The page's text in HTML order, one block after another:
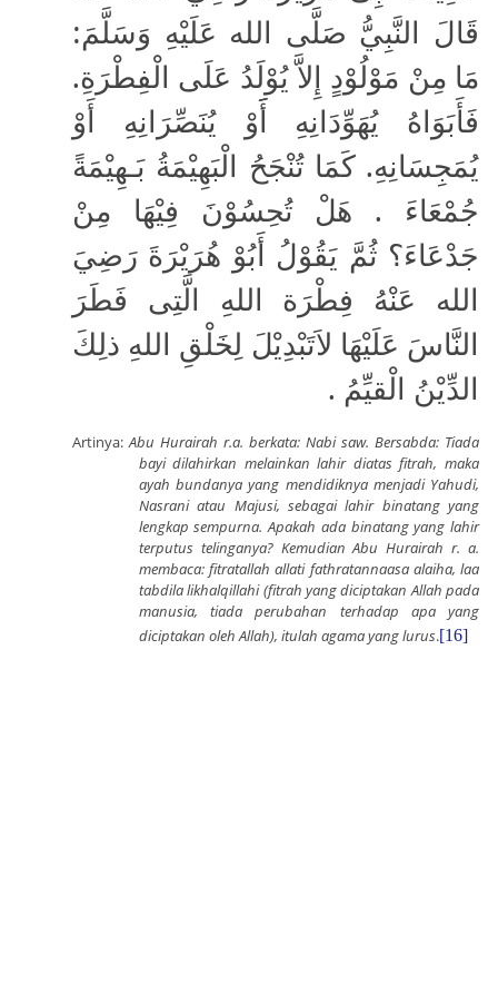
قَالَ النَّبِيُّ صَلَّى الله عَلَيْهِ وَسَلَّمَ:
مَا مِنْ مَوْلُوْدٍ إِلاَّ يُوْلَدُ عَلَى الْفِطْرَةِ.
فَأَبَوَاهُ يُهَوِّدَانِهِ أََوْ يُنَصِّرَانِهِ أَوْ
يُمَجِسَانِهِ. كَمَا تُنْجَحُ الْبَهِيْمَةُ بَـهِيْمَةً
جُمْعَاءَ . هَلْ تُحِسُوْنَ فِيْهَا مِنْ
جَدْعَاءَ؟ ثُمَّ يَقُوْلُ أَبُوْ هُرَيْرَةَ رَضِيَ
الله عَنْهُ فِطْرَة اللهِ الَّتِى فَطَرَ
النَّاسَ عَلَيْهَا لاَتَبْدِيْلَ لِخَلْقِ اللهِ ذلِكَ
الدِّيْنُ الْقيِّمُ .
Artinya:Abu Hurairah r.a. berkata: Nabi saw. Bersabda: Tiada
bayi dilahirkan melainkan lahir diatas fitrah, maka
ayah bundanya yang mendidiknya menjadi Yahudi,
Nasrani atau Majusi, sebagai lahir binatang yang
lengkap sempurna. Apakah ada binatang yang lahir
terputus telinganya? Kemudian Abu Hurairah r. a.
membaca: fitratallah allati fathratannaasa alaiha, laa
tabdila likhalqillahi (fitrah yang diciptakan Allah pada
manusia, tiada perubahan terhadap apa yang
diciptakan oleh Allah), itulah agama yang lurus.[16]